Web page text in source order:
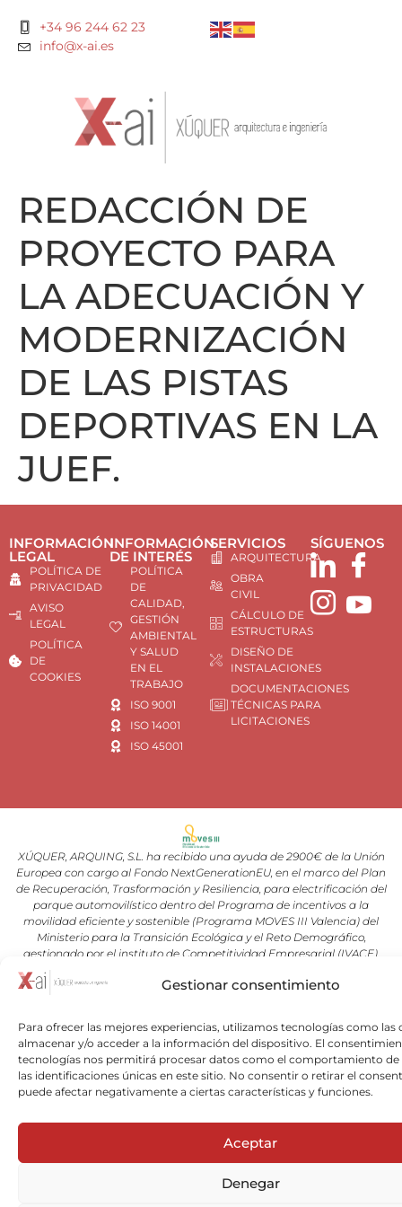
Gestionar consentimiento
Para ofrecer las mejores experiencias, utilizamos tecnologías como las
almacenar y/o acceder a la información del dispositivo. El
tecnologías nos permitirá procesar datos como el comportamiento de
las identificaciones únicas en este sitio. No consentir o retirar el
puede afectar negativamente a ciertas características y funciones.
Aceptar
Denegar
+34 96 244 62 23
info@x-ai.es
REDACCIÓN DE
PROYECTO PARA
LA ADECUACIÓN Y
MODERNIZACIÓN
DE LAS PISTAS
DEPORTIVAS EN LA
JUEF.
INFORMACIÓN
LEGAL
POLÍTICA DE
PRIVACIDAD
AVISO
LEGAL
POLÍTICA
DE
COOKIES
INFORMACIÓN
DE INTERÉS
POLÍTICA
DE
CALIDAD,
GESTIÓN
AMBIENTAL
Y SALUD
EN EL
TRABAJO
ISO 9001
ISO 14001
ISO 45001
SERVICIOS
ARQUITECTURA
OBRA
CIVIL
CÁLCULO DE
ESTRUCTURAS
DISEÑO DE
INSTALACIONES
DOCUMENTACIONES
TÉCNICAS PARA
LICITACIONES
SÍGUENOS
XÚQUER, ARQUING, S.L. ha recibido una ayuda de 2900€ de la Unión
Europea con cargo al Fondo NextGenerationEU, en el marco del Plan
de Recuperación, Trasformación y Resiliencia, para electrificación del
parque automovilístico dentro del Programa de incentivos a la
movilidad eficiente y sostenible (Programa MOVES III Valencia) del
Ministerio para la Transición Ecológica y el Reto Demográfico,
gestionado por el instituto de Competitividad Empresarial (IVACE).